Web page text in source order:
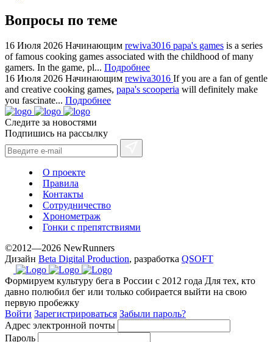
Вопросы по теме
16 Июля 2026 Начинающим rewiva3016 papa's games is a series
of famous cooking games associated with the childhood of many
gamers. In the game, pl... Подробнее
16 Июля 2026 Начинающим rewiva3016 If you are a fan of gentle
and creative cooking games, papa's scooperia will definitely make
you fascinate... Подробнее
Следите за новостями
Подпишись на рассылку
О проекте
Правила
Контакты
Сотрудничество
Хронометраж
Гонки с препятствиями
©2012—2026 NewRunners
Дизайн Beta Digital Production, разработка QSOFT
Формируем культуру бега в России с 2012 года Для тех, кто
давно полюбил бег или только собирается выйти на свою
первую пробежку
Войти Зарегистрироваться Забыли пароль?
Адрес электронной почты
Пароль